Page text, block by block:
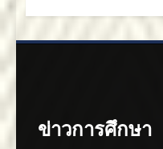
ข่าวการศึกษา